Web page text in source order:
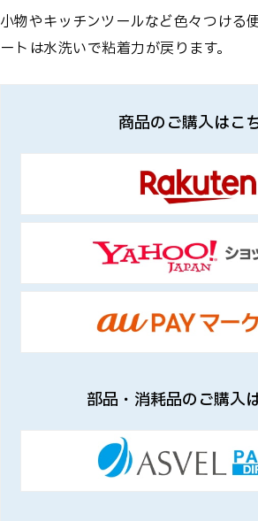
小物やキッチンツールなど色々つける
ートは水洗いで粘着力が戻ります。
商品のご購入はこ
部品・消耗品のご購入